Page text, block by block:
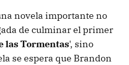
novela importante no
de culminar el primer
las Tormentas', sino
se espera que Brandon